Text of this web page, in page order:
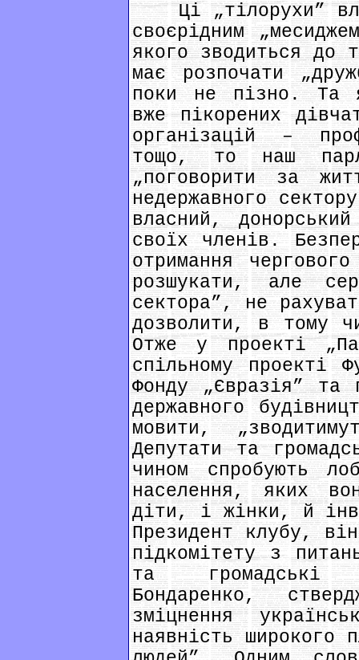
Ці „тілорухи”
своєрідним
якого зводиться до
має розпочати
поки не пізно. Та
вже пікорених
організацій –
тощо, то наш
„поговорити за
недержавного
власний,
своїх членів.
отримання
розшукати, але
сектора”, не
дозволити, в тому
Отже у проекті
спільному проекті
Фонду „Євразія” та
державного
мовити,
Депутати та
чином спробують
населення, яких
діти, і жінки, й
Президент клубу,
підкомітету з
та громадські
Бондаренко,
зміцнення
наявність широкого